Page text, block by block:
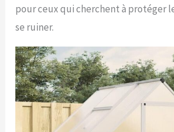
pour ceux qui cherchent à protéger
se ruiner.